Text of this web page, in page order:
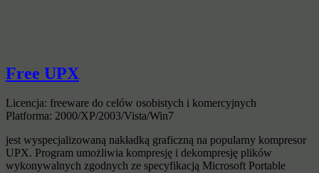
Free UPX
Licencja: freeware do celów osobistych i komercyjnych
Platforma: 2000/XP/2003/Vista/Win7
jest wyspecjalizowaną nakładką graficzną na popularny kompresor
UPX. Program umożliwia kompresję i dekompresję plików
wykonywalnych zgodnych ze specyfikacją Microsoft Portable